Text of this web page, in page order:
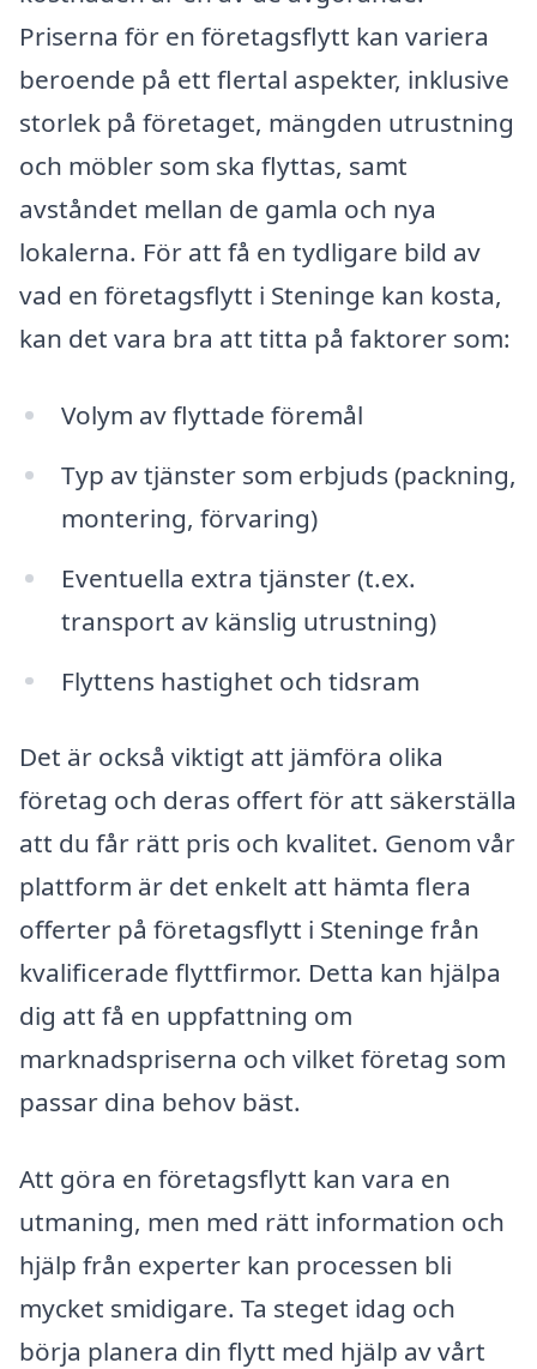
Priserna för en företagsflytt kan variera
beroende på ett flertal aspekter, inklusive
storlek på företaget, mängden utrustning
och möbler som ska flyttas, samt
avståndet mellan de gamla och nya
lokalerna. För att få en tydligare bild av
vad en företagsflytt i Steninge kan kosta,
kan det vara bra att titta på faktorer som:
Volym av flyttade föremål
Typ av tjänster som erbjuds (packning,
montering, förvaring)
Eventuella extra tjänster (t.ex.
transport av känslig utrustning)
Flyttens hastighet och tidsram
Det är också viktigt att jämföra olika
företag och deras offert för att säkerställa
att du får rätt pris och kvalitet. Genom vår
plattform är det enkelt att hämta flera
offerter på företagsflytt i Steninge från
kvalificerade flyttfirmor. Detta kan hjälpa
dig att få en uppfattning om
marknadspriserna och vilket företag som
passar dina behov bäst.
Att göra en företagsflytt kan vara en
utmaning, men med rätt information och
hjälp från experter kan processen bli
mycket smidigare. Ta steget idag och
börja planera din flytt med hjälp av vårt